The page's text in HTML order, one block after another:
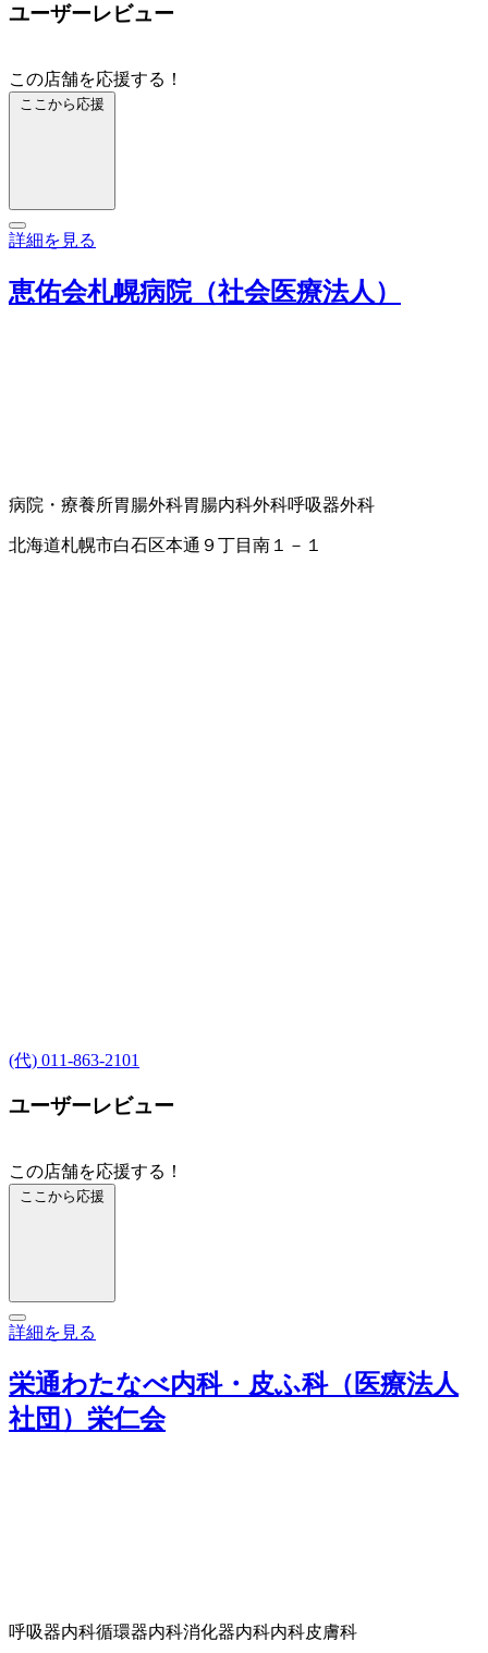
ユーザーレビュー
この店舗を応援する！
ここから応援
詳細を見る
恵佑会札幌病院（社会医療法人）
病院・療養所胃腸外科胃腸内科外科呼吸器外科
北海道札幌市白石区本通９丁目南１－１
(代) 011-863-2101
ユーザーレビュー
この店舗を応援する！
ここから応援
詳細を見る
栄通わたなべ内科・皮ふ科（医療法人
社団）栄仁会
呼吸器内科循環器内科消化器内科内科皮膚科